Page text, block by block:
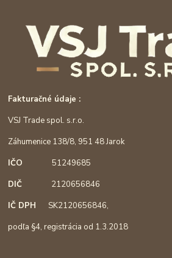
Fakturačné údaje :
VSJ Trade spol. s.r.o.
Záhumenice 138/8, 951 48 Jarok
IČO51249685
DIČ 2120656846
IČ DPHSK2120656846,
podľa §4, registrácia od 1.3.2018